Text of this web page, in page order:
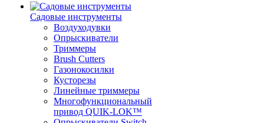
Садовые инструменты
Воздуходувки
Опрыскиватели
Триммеры
Brush Cutters
Газонокосилки
Кусторезы
Линейные триммеры
Многофункциональный
привод QUIK-LOK™